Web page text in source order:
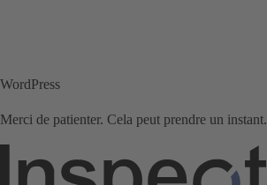
WordPress
Merci de patienter. Cela peut prendre un instant.